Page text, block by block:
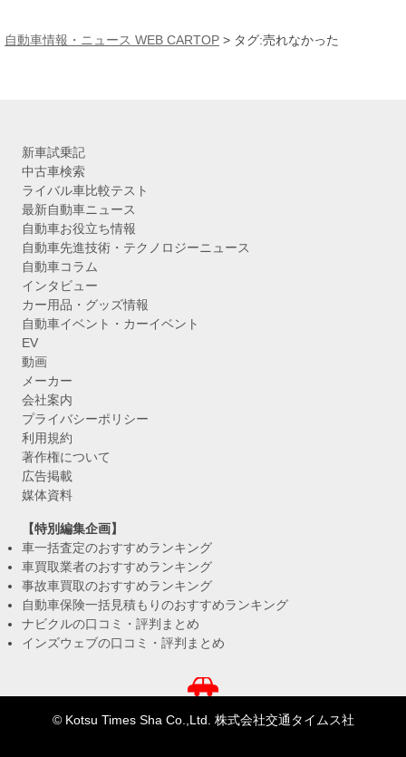
カ
自動車情報・ニュース WEB CARTOP > タグ:売れなかった
新車試乗記
中古車検索
ライバル車比較テスト
最新自動車ニュース
自動車お役立ち情報
自動車先進技術・テクノロジーニュース
自動車コラム
インタビュー
カー用品・グッズ情報
自動車イベント・カーイベント
EV
動画
メーカー
会社案内
プライバシーポリシー
利用規約
著作権について
広告掲載
媒体資料
【特別編集企画】
車一括査定のおすすめランキング
車買取業者のおすすめランキング
事故車買取のおすすめランキング
自動車保険一括見積もりのおすすめランキング
ナビクルの口コミ・評判まとめ
インズウェブの口コミ・評判まとめ
© Kotsu Times Sha Co.,Ltd. 株式会社交通タイムス社